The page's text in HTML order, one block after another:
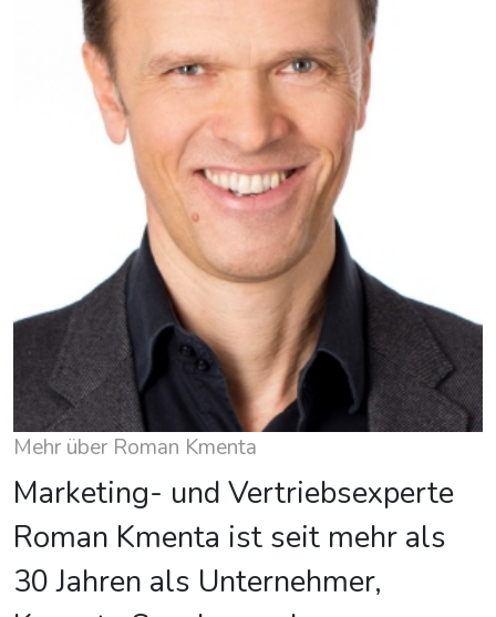
Mehr über Roman Kmenta
Marketing- und Vertriebsexperte
Roman Kmenta ist seit mehr als
30 Jahren als Unternehmer,